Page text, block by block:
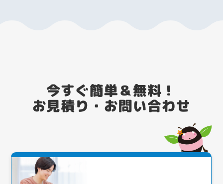
今すぐ簡単＆無料！
お見積り・お問い合わせ